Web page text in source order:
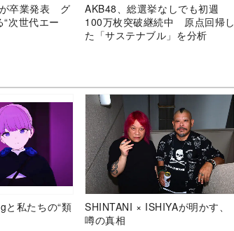
卒業発表 グ
次世代エー
AKB48、総選挙なしでも初週
100万枚突破継続中 原点回帰し
た「サステナブル」を分析
と私たちの“類
SHINTANI × ISHIYAが明かす、
噂の真相